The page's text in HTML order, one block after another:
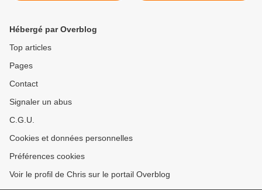
Hébergé par Overblog
Top articles
Pages
Contact
Signaler un abus
C.G.U.
Cookies et données personnelles
Préférences cookies
Voir le profil de Chris sur le portail Overblog